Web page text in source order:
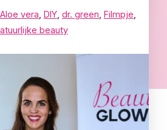
Aloe vera DIY dr. green Filmpje
beauty